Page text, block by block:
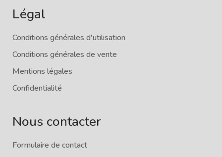
Légal
Conditions générales d'utilisation
Conditions générales de vente
Mentions légales
Confidentialité
Nous contacter
Formulaire de contact